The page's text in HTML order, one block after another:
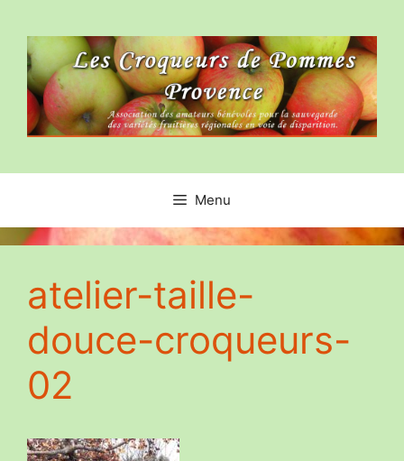
contenu
Menu
atelier-taille-
douce-croqueurs-
02